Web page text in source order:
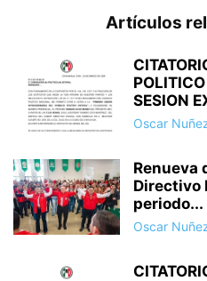
Artículos
SESION
Oscar
Renueva
Directivo
periodo...
Oscar